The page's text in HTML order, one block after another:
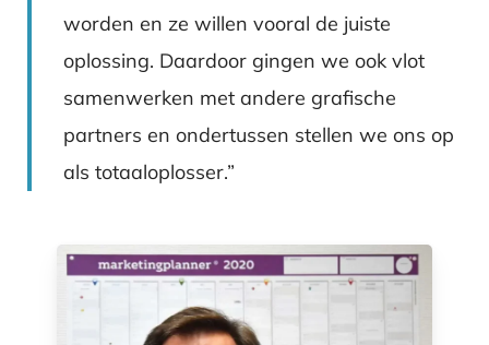
worden en ze willen vooral de juiste
oplossing. Daardoor gingen we ook vlot
samenwerken met andere grafische
partners en ondertussen stellen we ons op
als totaaloplosser.”